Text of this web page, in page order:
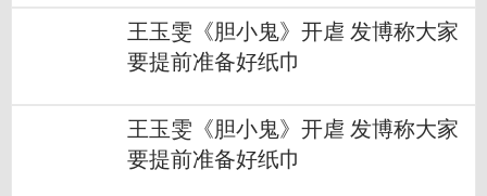
王玉雯《胆小鬼》开虐 发博称大家
要提前准备好纸巾
王玉雯《胆小鬼》开虐 发博称大家
要提前准备好纸巾